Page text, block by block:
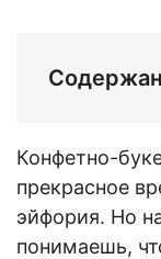
Конфетно-
прекрасное
эйфория. Но
понимаешь,